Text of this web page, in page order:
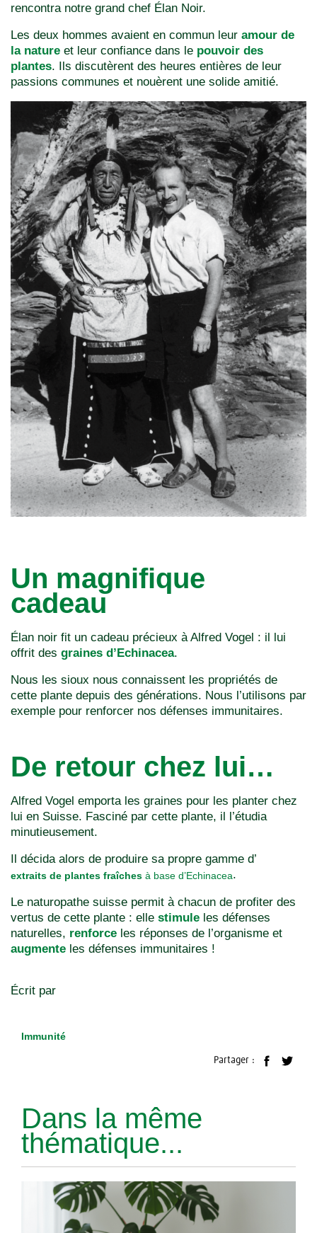
rencontra notre grand chef Élan Noir.
Les deux hommes avaient en commun leur amour de
la nature et leur confiance dans le pouvoir des
plantes. Ils discutèrent des heures entières de leur
passions communes et nouèrent une solide amitié.
Un magnifique
cadeau
Élan noir fit un cadeau précieux à Alfred Vogel : il lui
offrit des graines d’Echinacea.
Nous les sioux nous connaissent les propriétés de
cette plante depuis des générations. Nous l’utilisons par
exemple pour renforcer nos défenses immunitaires.
De retour chez lui…
Alfred Vogel emporta les graines pour les planter chez
lui en Suisse. Fasciné par cette plante, il l’étudia
minutieusement.
Il décida alors de produire sa propre gamme d’
extraits de plantes fraîches à base d’Echinacea.
Le naturopathe suisse permit à chacun de profiter des
vertus de cette plante : elle stimule les défenses
naturelles, renforce les réponses de l’organisme et
augmente les défenses immunitaires !
Écrit par
Immunité
Partager :
Dans la même
thématique...